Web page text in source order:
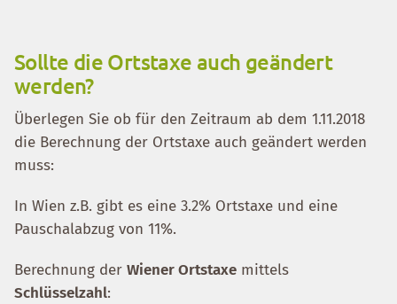
Sollte die Ortstaxe auch geändert
werden?
Überlegen Sie ob für den Zeitraum ab dem 1.11.2018
die Berechnung der Ortstaxe auch geändert werden
muss:
In Wien z.B. gibt es eine 3.2% Ortstaxe und eine
Pauschalabzug von 11%.
Berechnung der Wiener Ortstaxe mittels
Schlüsselzahl: